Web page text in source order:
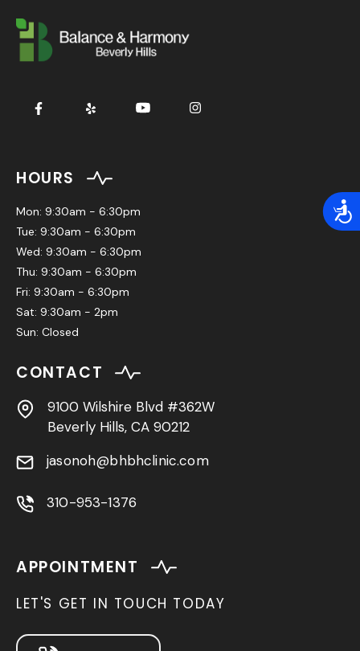
HOURS
Mon: 9:30am - 6:30pm
Tue: 9:30am - 6:30pm
Wed: 9:30am - 6:30pm
Thu: 9:30am - 6:30pm
Fri: 9:30am - 6:30pm
Sat: 9:30am - 2pm
Sun: Closed
CONTACT
9100 Wilshire Blvd #362W
Beverly Hills, CA 90212
jasonoh@bhbhclinic.com
310-953-1376
APPOINTMENT
LET'S GET IN TOUCH TODAY